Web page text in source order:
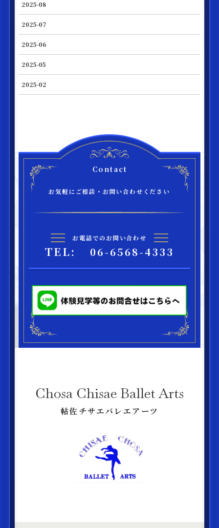
2025-08
2025-07
2025-06
2025-05
2025-02
Contact
お気軽にご相談・お問い合わせください
お電話でのお問い合わせ
TEL: 06-6568-4333
Chosa Chisae Ballet Arts
帖佐チサエバレエアーツ